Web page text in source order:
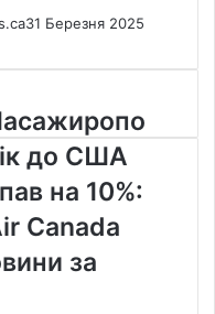
31 Березня 2025
до США
на 10%:
Canada
за